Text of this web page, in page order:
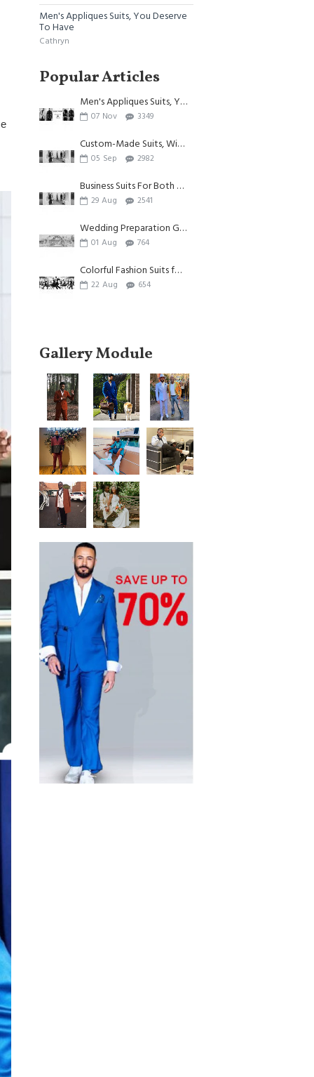
Men's Appliques Suits, You Deserve
To Have
Cathryn
Popular Articles
Men's Appliques Suits, You Deserve To Have
07 Nov 3349
Custom-Made Suits, Witnessing Individuality And Beauty
05 Sep 2982
Business Suits For Both Summer And Autumn
29 Aug 2541
Wedding Preparation Guide| Appliques Suits for Wedding
01 Aug 764
Colorful Fashion Suits for Men
22 Aug 654
Gallery Module